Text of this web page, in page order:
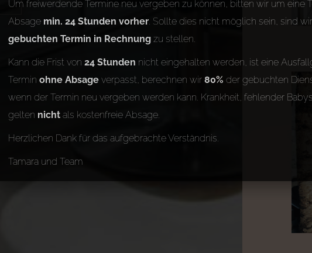
Um freiwerdende Termine neu vergeben zu können, bitten wir um eine
Absage min. 24 Stunden vorher. Sollte dies nicht möglich sein, sind
gebuchten Termin in Rechnungzu stellen.
Kann die Frist von 24 Stunden nicht eingehalten werden, ist eine
Termin ohne Absageverpasst, berechnen wir 80% der gebuchten
wenn der Termin neu vergeben werden kann. Krankheit, fehlender
gelten nichtals kostenfreie Absage.
Herzlichen Dank für das aufgebrachte Verständnis.
Tamara und Team